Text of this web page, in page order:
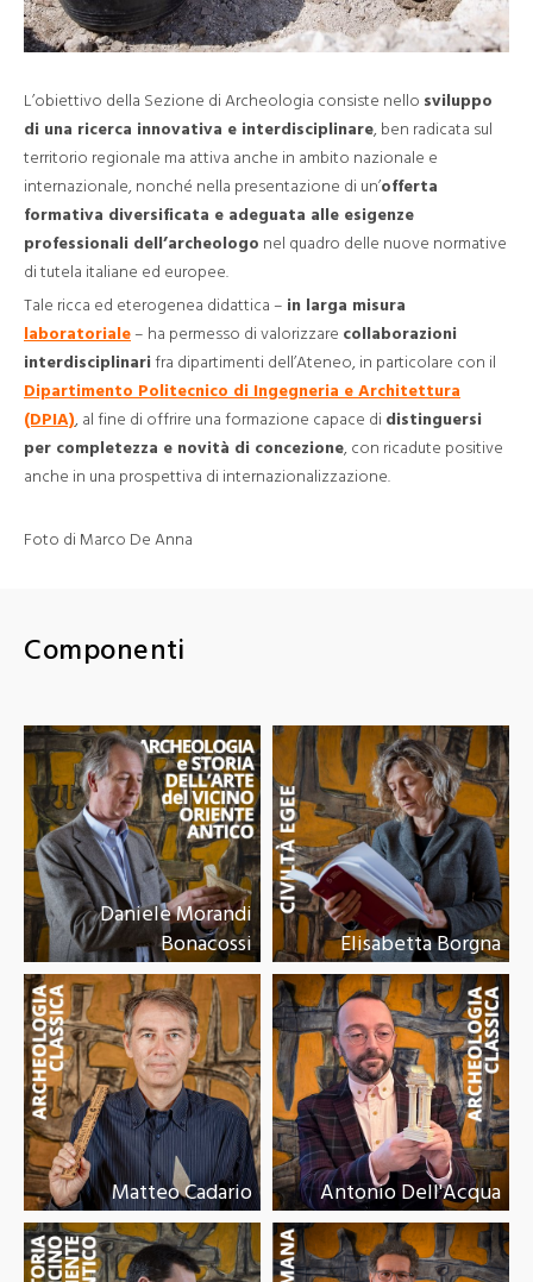
L’obiettivo della Sezione di Archeologia consiste nello sviluppo
di una ricerca innovativa e interdisciplinare, ben radicata sul
territorio regionale ma attiva anche in ambito nazionale e
internazionale, nonché nella presentazione di un’offerta
formativa diversificata e adeguata alle esigenze
professionali dell’archeologo nel quadro delle nuove normative
di tutela italiane ed europee.
Tale ricca ed eterogenea didattica – in larga misura
laboratoriale – ha permesso di valorizzare collaborazioni
interdisciplinari fra dipartimenti dell’Ateneo, in particolare con il
Dipartimento Politecnico di Ingegneria e Architettura
(DPIA), al fine di offrire una formazione capace di distinguersi
per completezza e novità di concezione, con ricadute positive
anche in una prospettiva di internazionalizzazione.
Foto di Marco De Anna
Componenti
Daniele Morandi
Bonacossi
Elisabetta Borgna
Matteo Cadario Antonio Dell'Acqua